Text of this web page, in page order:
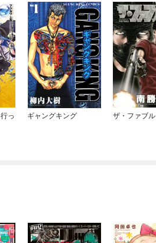
っ
ギャングキング ザ・ファブル